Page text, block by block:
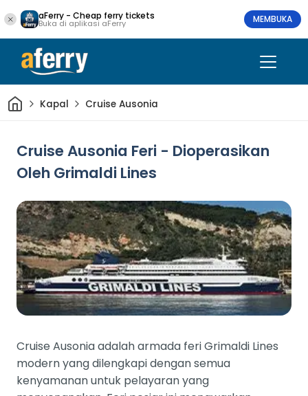
aFerry - Cheap ferry tickets
Buka di aplikasi aFerry MEMBUKA
Rumah
Kapal Cruise Ausonia
Cruise Ausonia Feri - Dioperasikan
Oleh Grimaldi Lines
Cruise Ausonia adalah armada feri Grimaldi Lines
modern yang dilengkapi dengan semua
kenyamanan untuk pelayaran yang